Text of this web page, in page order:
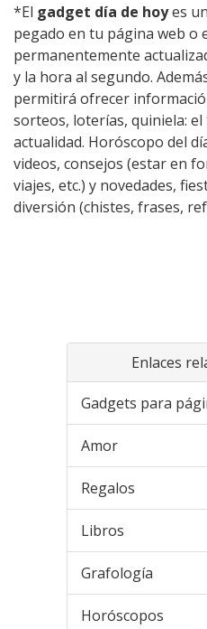
*El gadget día de hoyes
pegado en tu página web o
permanentemente
y la hora al segundo.
permitirá ofrecer
sorteos, loterías, quiniela:
actualidad. Horóscopo del
videos, consejos (estar en
viajes, etc.) y novedades,
diversión (chistes, frases,
Enlaces
Gadgets para
Amor
Regalos
Libros
Grafología
Horóscopos